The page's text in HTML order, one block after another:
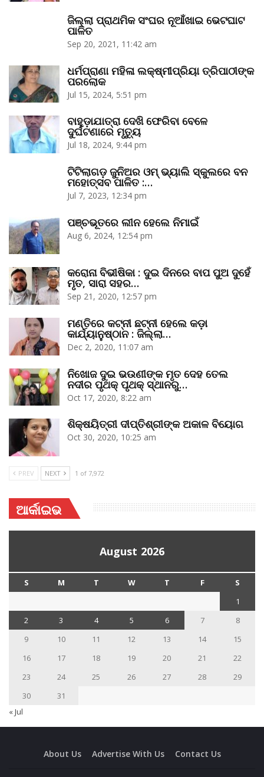
ଜିଲ୍ଲା ପ୍ରାଥମିକ ସଂଘର ନୂଆଁଖାଇ ଭେଟଘାଟ
ପାଳିତ
Sep 20, 2021, 11:42 am
ଧର୍ମପ୍ରାଣା ମହିଳା ଲକ୍ଷ୍ମୀପ୍ରିୟା ତ୍ରିପାଠୀଙ୍କ
ପରଲୋକ
Jul 15, 2024, 5:51 pm
ବାହୁଡ଼ାଯାତ୍ରା ଦେଖି ଫେରିବା ବେଳେ
ଦୁର୍ଘଟଣାରେ ମୃତ୍ୟୁ
Jul 18, 2024, 9:44 pm
ଟିଟିଲାଗଡ଼ ଜୁନିଅର ଓମ୍‌ ଭ୍ୟାଲି ସ୍କୁଲରେ ବନ
ମହୋତ୍ସବ ପାଳିତ :…
Jul 7, 2023, 12:34 pm
ପଞ୍ଚଭୂତରେ ଲୀନ ହେଲେ ନିମାଇଁ
Aug 6, 2024, 12:54 pm
କରୋନା ବିଭୀଷିକା : ଦୁଇ ଦିନରେ ବାପ ପୁଅ ଦୁହେଁ
ମୃତ, ସାରା ସହର…
Sep 21, 2020, 12:57 pm
ମଣ୍ତିରେ କଟ୍‌ନୀ ଛଟ୍‌ନୀ ହେଲେ କଡ଼ା
କାର୍ଯ୍ୟାନୁଷ୍ଠାନ : ଜିଲ୍ଲା…
Dec 2, 2020, 11:07 am
ନିଖୋଜ ଦୁଇ ଭଉଣୀଙ୍କ ମୃତ ଦେହ ତେଲ
ନଦୀର ପୃଥକ୍‌ ପୃଥକ୍‌ ସ୍ଥାନରୁ…
Oct 17, 2020, 8:22 am
ଶିକ୍ଷୟିତ୍ରୀ ଦୀପ୍ତିଶ୍ରୀଙ୍କ ଅକାଳ ବିୟୋଗ
Oct 30, 2020, 10:25 am
PREV NEXT 1 of 7,972
ଆର୍କାଇଭ
August 2026
S M T W T F
S
1
2
3 4 5 6 7
8
9
10 11 12 13 14
15
16
17 18 19 20 21
22
23
24 25 26 27 28
29
30
31
« Jul
About Us Advertise With Us Contact Us